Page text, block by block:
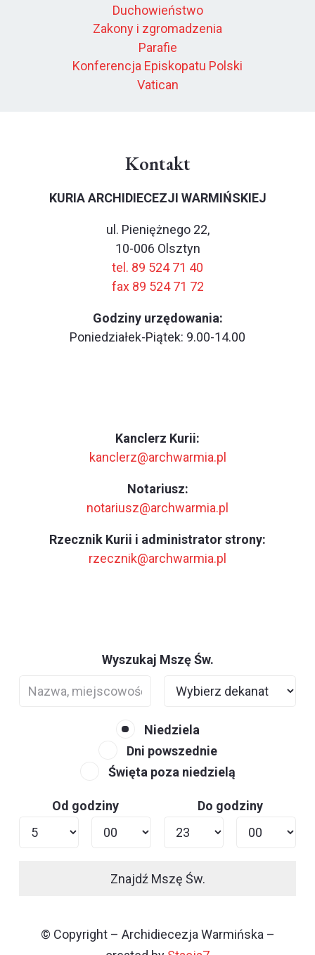
Duchowieństwo
Zakony i zgromadzenia
Parafie
Konferencja Episkopatu Polski
Vatican
Kontakt
KURIA ARCHIDIECEZJI WARMIŃSKIEJ
ul. Pieniężnego 22,
10-006 Olsztyn
tel. 89 524 71 40
fax 89 524 71 72
Godziny urzędowania:
Poniedziałek-Piątek: 9.00-14.00
Kanclerz Kurii:
kanclerz@archwarmia.pl
Notariusz:
notariusz@archwarmia.pl
Rzecznik Kurii i administrator strony:
rzecznik@archwarmia.pl
Wyszukaj Mszę Św.
Niedziela
Dni powszednie
Święta poza niedzielą
Od godziny Do godziny
Znajdź Mszę Św.
© Copyright – Archidiecezja Warmińska –